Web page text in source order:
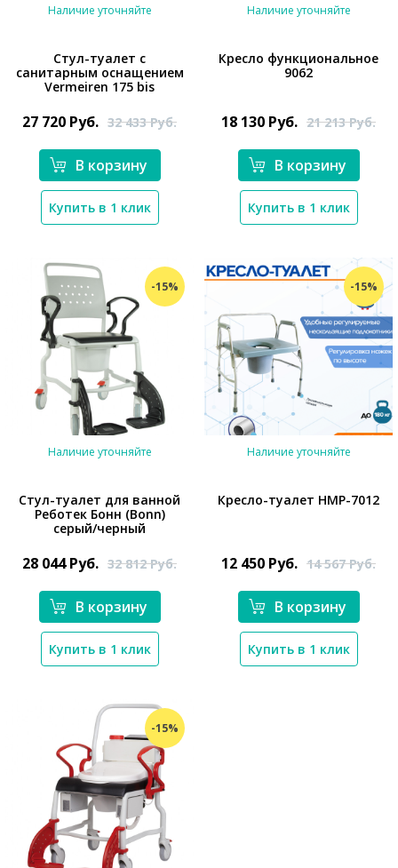
*}
Наличие уточняйте
Стул-туалет с
санитарным оснащением
Vermeiren 175 bis
27 720 Руб. 32 433Руб.
В корзину
Купить в 1 клик
Наличие уточняйте
Кресло функциональное
9062
18 130 Руб. 21 213Руб.
В корзину
Купить в 1 клик
-15%
*}
Наличие уточняйте
Стул-туалет для ванной
Реботек Бонн (Bonn)
серый/черный
28 044Руб. 32 812Руб.
В корзину
Купить в 1 клик
-15%
Наличие уточняйте
Кресло-туалет HMP-7012
12 450 Руб. 14 567Руб.
В корзину
Купить в 1 клик
-15%